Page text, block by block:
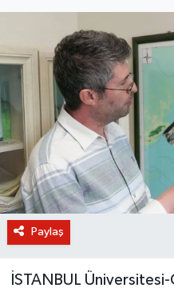
Paylaş
İSTANBUL
BİLİM VE
OTOMOBİL
KURUMSAL